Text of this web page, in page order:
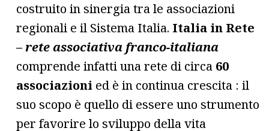
costruito in sinergia tra le associazioni
regionali e il Sistema Italia. Italia in Rete
–rete associativa franco-italiana
comprende infatti una rete di circa 60
associazioni ed è in continua crescita : il
suo scopo è quello di essere uno strumento
per favorire lo sviluppo della vita